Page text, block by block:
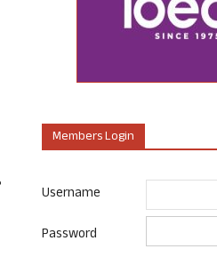
Members Login
Username
Password